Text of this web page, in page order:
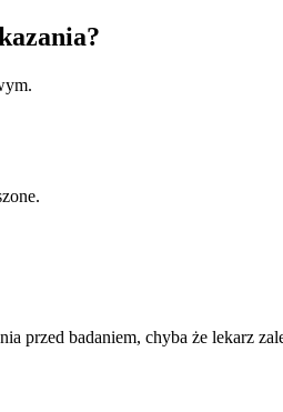
przed badaniem, chyba że lekarz